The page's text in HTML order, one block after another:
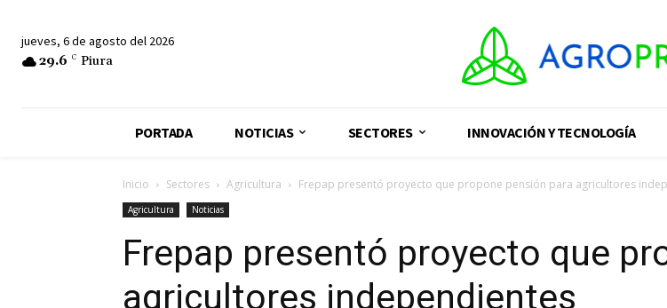
jueves, 6 de agosto del 2026
29.6 C Piura
PORTADA NOTICIAS SECTORES INNOVACIÓN Y TECNOLOGÍA
Inicio Sectores Agricultura Frepap presentó proyecto que propone pensión para agricultores
Agricultura Noticias
Frepap presentó proyecto que
agricultores independientes